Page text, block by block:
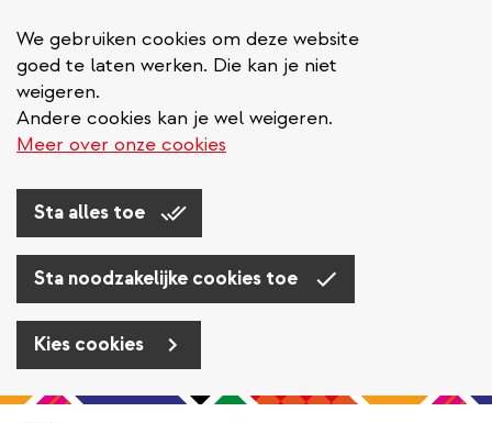
We gebruiken cookies om deze website
goed te laten werken. Die kan je niet
weigeren.
Andere cookies kan je wel weigeren.
Meer over onze cookies
Sta alles toe
Sta noodzakelijke cookies toe
Kies cookies
Overslaan